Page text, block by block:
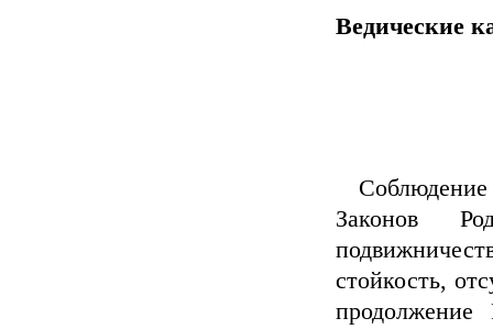
Ведические
Законов
стойкость,
продолжение